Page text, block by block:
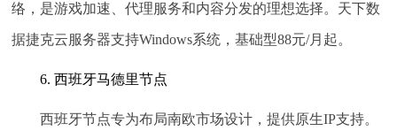
络，是游戏加速、代理服务和内容分发的理想选择。天下数
据捷克云服务器支持Windows系统，基础型88元/月起。
6. 西班牙马德里节点
西班牙节点专为布局南欧市场设计，提供原生IP支持。